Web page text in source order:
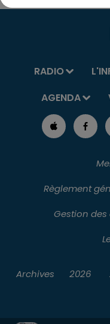
RADIO
AGENDA
Règlement
Gestion des
Archives 2026